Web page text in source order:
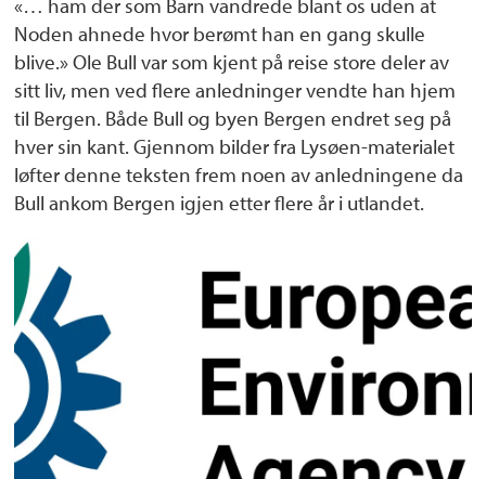
«… ham der som Barn vandrede blant os uden at
Noden ahnede hvor berømt han en gang skulle
blive.» Ole Bull var som kjent på reise store deler av
sitt liv, men ved flere anledninger vendte han hjem
til Bergen. Både Bull og byen Bergen endret seg på
hver sin kant. Gjennom bilder fra Lysøen-materialet
løfter denne teksten frem noen av anledningene da
Bull ankom Bergen igjen etter flere år i utlandet.